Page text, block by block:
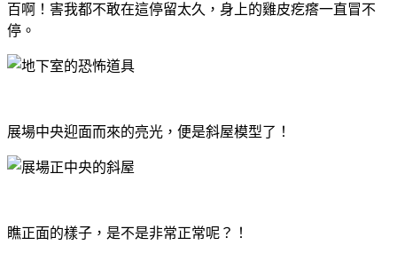
百啊！害我都不敢在這停留太久，身上的雞皮疙瘩一直冒不
停。
展場中央迎面而來的亮光，便是斜屋模型了！
瞧正面的樣子，是不是非常正常呢？！